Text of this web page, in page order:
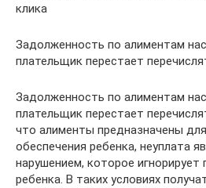
клика
Задолженность по алиментам
плательщик перестает
Задолженность по алиментам
плательщик перестает
что алименты предназначены
обеспечения ребенка, неуплата
нарушением, которое игнорирует
ребенка. В таких условиях